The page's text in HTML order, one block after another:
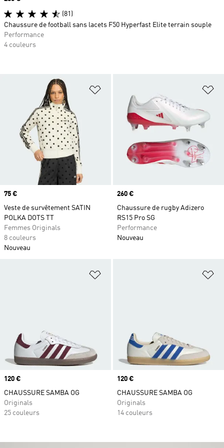
Ajouter à la Liste de produits
Prix
75 €
Veste de survêtement SATIN
POLKA DOTS TT
Femmes Originals
8 couleurs
Nouveau
Prix
260 €
Chaussure de rugby Adizero
RS15 Pro SG
Performance
Nouveau
Ajouter à la Liste de produits
Prix
120 €
CHAUSSURE SAMBA OG
Originals
25 couleurs
Prix
120 €
CHAUSSURE SAMBA OG
Originals
14 couleurs
(81)
Chaussure de football sans lacets F50 Hyperfast Elite terrain souple
Performance
4 couleurs